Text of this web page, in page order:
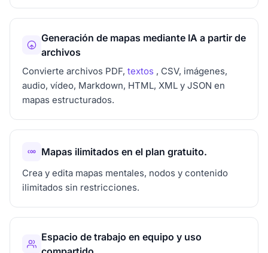
Generación de mapas mediante IA a partir de
archivos
Convierte archivos PDF, textos , CSV, imágenes,
audio, vídeo, Markdown, HTML, XML y JSON en
mapas estructurados.
Mapas ilimitados en el plan gratuito.
Crea y edita mapas mentales, nodos y contenido
ilimitados sin restricciones.
Espacio de trabajo en equipo y uso